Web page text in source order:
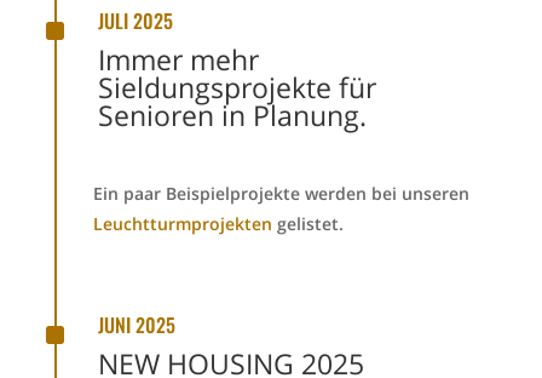
^ JULI 2025
Immer mehr
Sieldungsprojekte für
Senioren in Planung.
Ein paar Beispielprojekte werden bei unseren
Leuchtturmprojekten gelistet.
^ JUNI 2025
NEW HOUSING 2025